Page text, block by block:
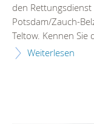
den
Potsdam/Zauch-
Teltow. Kennen Sie
Weiterlesen